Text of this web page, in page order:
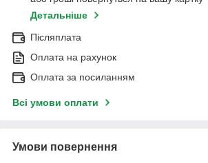
Детальніше
Післяплата
Оплата на рахунок
Оплата за посиланням
Всі умови оплати
Умови повернення